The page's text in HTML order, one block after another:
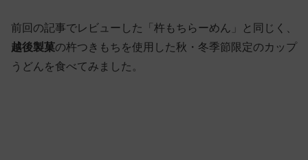
前回の記事でレビューした「杵もちらーめん」と同じく、
越後製菓の杵つきもちを使用した秋・冬季節限定のカップ
うどんを食べてみました。